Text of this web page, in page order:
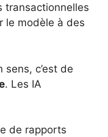
transactionnelles
le modèle à des
c’est de
. Les IA
de rapports